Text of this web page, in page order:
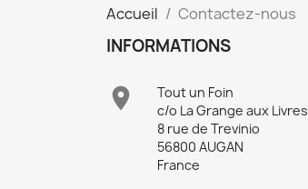
Accueil Contactez-nous
INFORMATIONS

Tout un Foin
c/o La Grange aux Livres
8 rue de Trevinio
56800 AUGAN
France